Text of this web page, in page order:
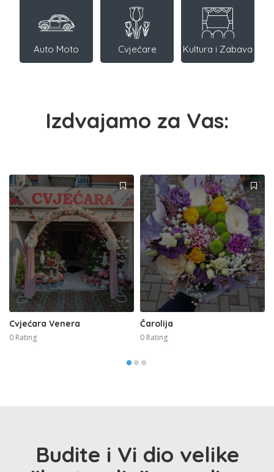
Auto Moto Cvjećare Kultura i Zabava
Izdvajamo za Vas:
Cvjećara Venera
0 Rating
Čarolija
0 Rating
Budite i Vi dio velike